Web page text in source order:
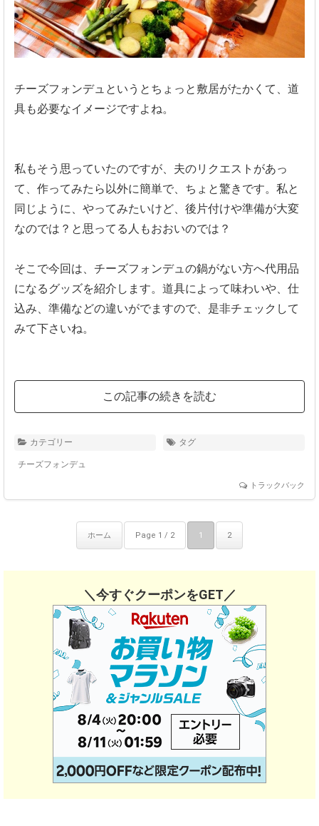
チーズフォンデュというとちょっと敷居がたかくて、道
具も必要なイメージですよね。
私もそう思っていたのですが、夫のリクエストがあっ
て、作ってみたら以外に簡単で、ちょと驚きです。私と
同じように、やってみたいけど、後片付けや準備が大変
なのでは？と思ってる人もおおいのでは？
そこで今回は、チーズフォンデュの鍋がない方へ代用品
になるグッズを紹介します。道具によって味わいや、仕
込み、準備などの違いがでますので、是非チェックして
みて下さいね。
この記事の続きを読む
カテゴリー
チーズフォンデュ
タグ
トラックバック
ホーム Page 1 / 2 1 2
＼今すぐクーポンをGET／